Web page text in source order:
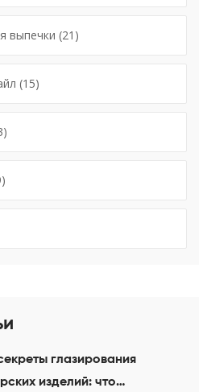
выпечки (21)
(15)
глазирования
изделий: что